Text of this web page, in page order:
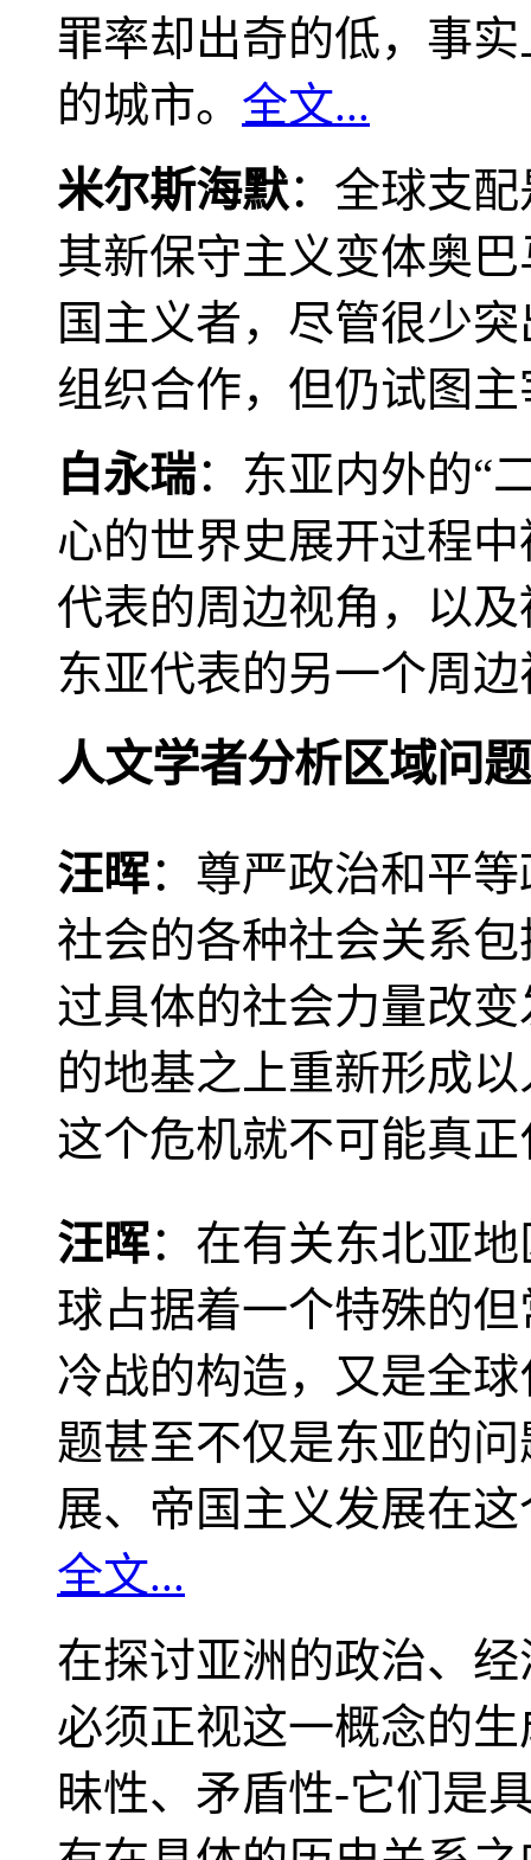
罪率却出奇的低，事
的城市。 全文...
米尔斯海默：全球支
其新保守主义变体奥
国主义者，尽管很少
组织合作，但仍试图
白永瑞：东亚内外的“
心的世界史展开过程
代表的周边视角，以
东亚代表的另一个周
人文学者分析区域问题
汪晖：尊严政治和平
社会的各种社会关系
过具体的社会力量改
的地基之上重新形成
这个危机就不可能真
汪晖：在有关东北亚
球占据着一个特殊的
冷战的构造，又是全
题甚至不仅是东亚的
展、帝国主义发展在
全文...
在探讨亚洲的政治、
必须正视这一概念的
昧性、矛盾性-它们是